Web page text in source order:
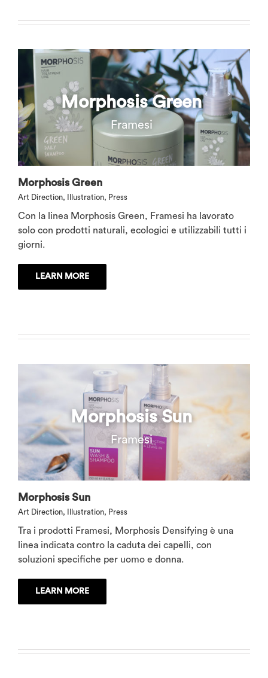
Morphosis Green
Framesi
Morphosis Green
Art Direction, Illustration, Press
Con la linea Morphosis Green, Framesi ha lavorato
solo con prodotti naturali, ecologici e utilizzabili tutti i
giorni.
LEARN MORE
Morphosis Sun
Framesi
Morphosis Sun
Art Direction, Illustration, Press
Tra i prodotti Framesi, Morphosis Densifying è una
linea indicata contro la caduta dei capelli, con
soluzioni specifiche per uomo e donna.
LEARN MORE